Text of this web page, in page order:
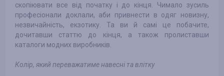
скопіювати все від початку і до кінця. Чимало зусиль
професіонали доклали, аби привнести в одяг новизну,
незвичайність, екзотику. Та ви й самі це побачите,
дочитавши статтю до кінця, а також пролиставши
каталоги модних виробників.
Колір, який переважатиме навесні та влітку